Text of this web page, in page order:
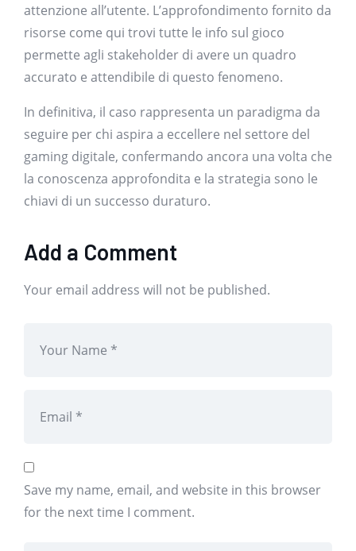
attenzione all’utente. L’approfondimento fornito da
risorse come qui trovi tutte le info sul gioco
permette agli stakeholder di avere un quadro
accurato e attendibile di questo fenomeno.
In definitiva, il caso rappresenta un paradigma da
seguire per chi aspira a eccellere nel settore del
gaming digitale, confermando ancora una volta che
la conoscenza approfondita e la strategia sono le
chiavi di un successo duraturo.
Add a Comment
Your email address will not be published.
Save my name, email, and website in this browser
for the next time I comment.